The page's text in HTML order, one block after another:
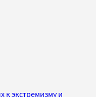
к экстремизму и